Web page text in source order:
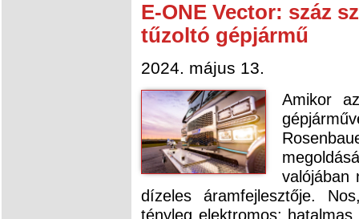
E-ONE Vector: száz
tűzoltó gépjármű
2024. május 13.
Amikor
valójában
dízeles áramfejlesztője.
tényleg elektromos: